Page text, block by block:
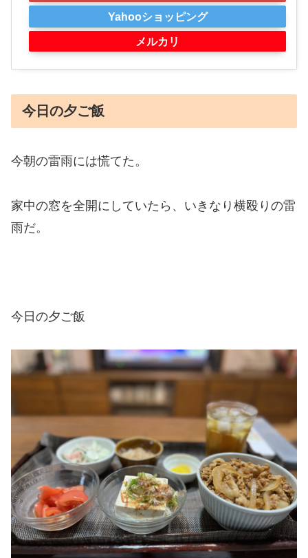
Yahooショッピング
メルカリ
今日の夕ご飯
今朝の雷雨には慌てた。
家中の窓を全開にしていたら、いきなり横殴りの雷
雨だ。
今日の夕ご飯